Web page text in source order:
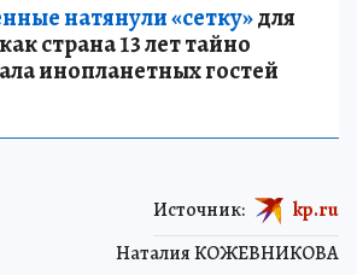
натянули «сетку»для
страна 13 лет тайно
инопланетных гостей
Наталия КОЖЕВНИКОВА
Источник: kp.ru